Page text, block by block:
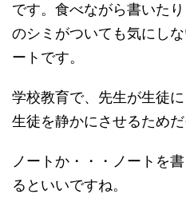
です。食べながら書いた
のシミがついても気にし
ートです。
学校教育で、先生が生徒
生徒を静かにさせるためだ
ノートか・・・ノートを
るといいですね。